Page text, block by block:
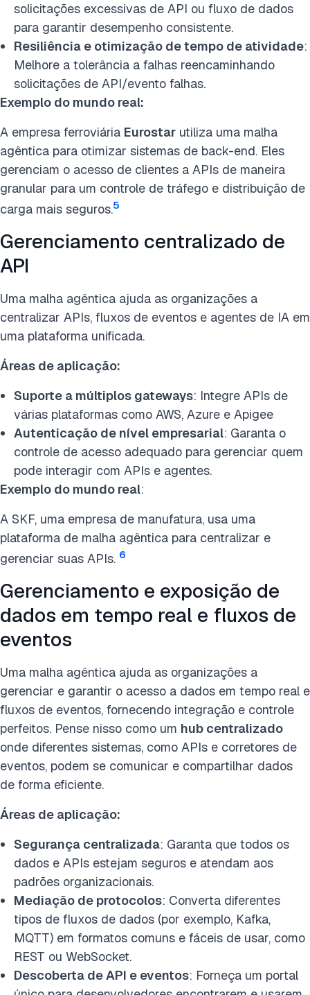
solicitações excessivas de API ou fluxo de dados
para garantir desempenho consistente.
Resiliência e otimização de tempo de atividade:
Melhore a tolerância a falhas reencaminhando
solicitações de API/evento falhas.
Exemplo do mundo real:
A empresa ferroviária Eurostar utiliza uma malha
agêntica para otimizar sistemas de back-end. Eles
gerenciam o acesso de clientes a APIs de maneira
granular para um controle de tráfego e distribuição de
carga mais seguros.5
Gerenciamento centralizado de
API
Uma malha agêntica ajuda as organizações a
centralizar APIs, fluxos de eventos e agentes de IA em
uma plataforma unificada.
Áreas de aplicação:
Suporte a múltiplos gateways: Integre APIs de
várias plataformas como AWS, Azure e Apigee
Autenticação de nível empresarial: Garanta o
controle de acesso adequado para gerenciar quem
pode interagir com APIs e agentes.
Exemplo do mundo real:
A SKF, uma empresa de manufatura, usa uma
plataforma de malha agêntica para centralizar e
gerenciar suas APIs. 6
Gerenciamento e exposição de
dados em tempo real e fluxos de
eventos
Uma malha agêntica ajuda as organizações a
gerenciar e garantir o acesso a dados em tempo real e
fluxos de eventos, fornecendo integração e controle
perfeitos. Pense nisso como um hub centralizado
onde diferentes sistemas, como APIs e corretores de
eventos, podem se comunicar e compartilhar dados
de forma eficiente.
Áreas de aplicação:
Segurança centralizada: Garanta que todos os
dados e APIs estejam seguros e atendam aos
padrões organizacionais.
Mediação de protocolos: Converta diferentes
tipos de fluxos de dados (por exemplo, Kafka,
MQTT) em formatos comuns e fáceis de usar, como
REST ou WebSocket.
Descoberta de API e eventos: Forneça um portal